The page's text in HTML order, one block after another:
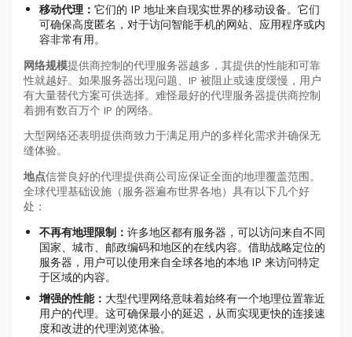
移动代理： 它们的 IP 地址来自现实世界的移动设备。它们
可确保高度匿名，对于访问智能手机的网站、应用程序或内
容非常有用。
网络规模提供商控制的代理服务器越多，其提供的性能和可靠
性就越好。如果服务器出现问题、IP 被阻止或速度缓慢，用户
有大量替代方案可供选择。难怪最好的代理服务器提供商控制
着拥有数百万个 IP 的网络。
大型网络还表明提供商致力于满足用户的多样化需求并确保无
缝体验。
地点信誉良好的代理提供商公司应保证全面的地理覆盖范围。
全球代理基础设施（服务器遍布世界各地）具有以下几个好
处：
不再有地理限制： 许多地区都有服务器，可以访问来自不同
国家、城市、邮政编码和地区的在线内容。借助战略定位的
服务器，用户可以使用来自全球各地的本地 IP 来访问特定
于区域的内容。
增强的性能： 大型代理网络意味着始终有一个地理位置靠近
用户的代理。这可确保最小的延迟，从而实现更快的连接速
度和改进的代理浏览体验。